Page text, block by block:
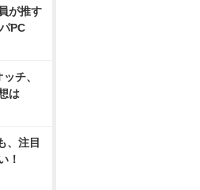
が推す
PC
チ、
は
、注目
！